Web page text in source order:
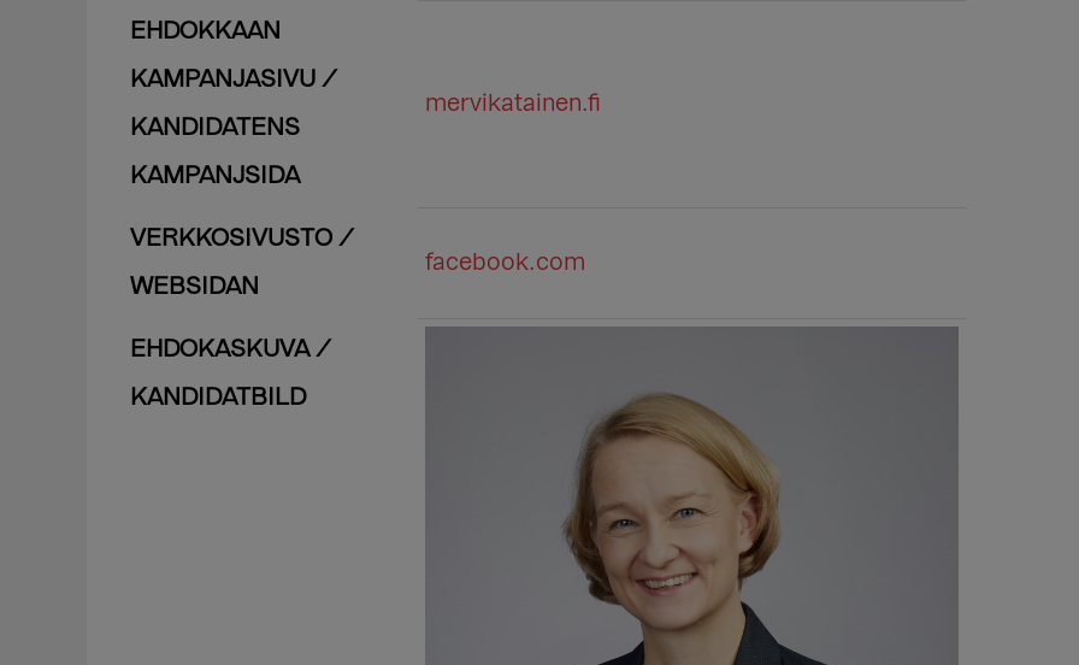
EHDOKKAAN
KAMPANJASIVU /
KANDIDATENS
KAMPANJSIDA
mervikatainen.fi
VERKKOSIVUSTO /
WEBSIDAN
facebook.com
EHDOKASKUVA /
KANDIDATBILD